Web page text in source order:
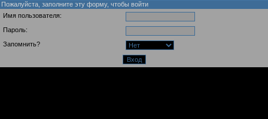
Пожалуйста, заполните эту форму, чтобы войти
Имя пользователя:
Пароль:
Запомнить?